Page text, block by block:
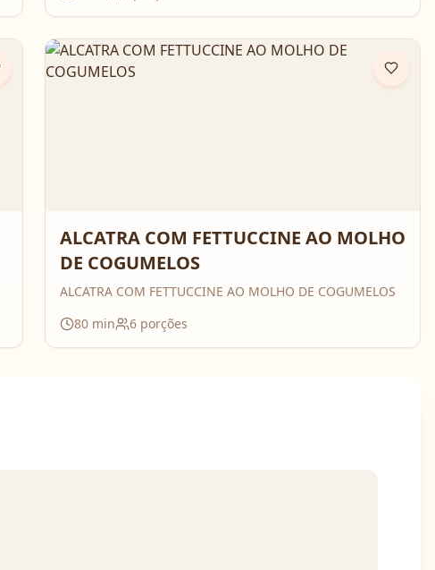
ALCATRA COM FETTUCCINE AO MOLHO
DE COGUMELOS
ALCATRA COM FETTUCCINE AO MOLHO DE COGUMELOS
80min 6porções